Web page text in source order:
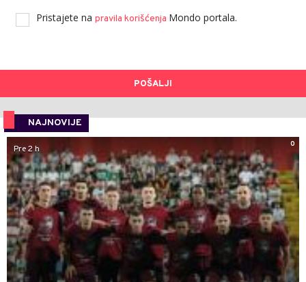
Pristajete na pravila korišćenja Mondo portala.
POŠALJI
NAJNOVIJE
0
Pre 2 h